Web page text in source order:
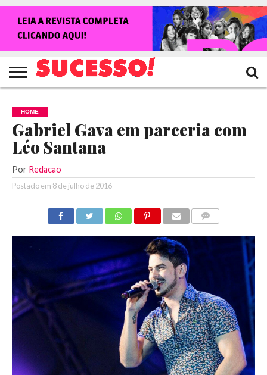
NOTÍCIAS
SHOWS
ENTREVISTAS
CLIQUES
RANKING
CROWLEY
TV
SUCESSO!
REVISTA
SUCESSO!
HOME
Gabriel Gava em parceria com
Léo Santana
Por Redacao
Postado em 8 de julho de 2016